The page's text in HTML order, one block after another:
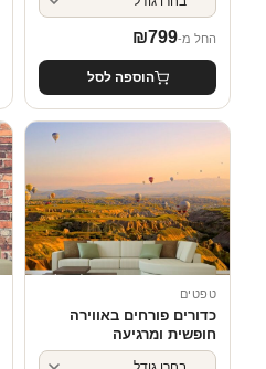
החל מ- ₪799
הוספה לסל
טפטים
כדורים פורחים באווירה
חופשית ומרגיעה